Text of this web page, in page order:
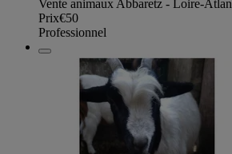
Vente animaux Abbaretz - Loire-
Prix€50
Professionnel